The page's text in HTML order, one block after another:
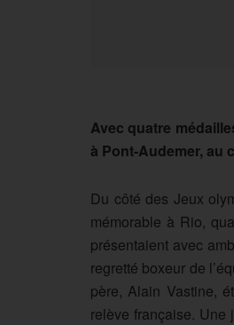
Avec quatre
à Pont-Audemer, au
Du côté des Jeux
mémorable à Rio,
présentaient avec
regretté boxeur de
père, Alain Vastine,
relève française. Une